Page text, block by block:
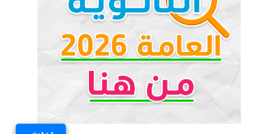
وهو ابن لاعب الكرة ورئيس الأهلي والممثل الراحل
صالح سليم.
كان هشام سليم يلعب في صفوف ناشئين الأهلي لكنه
لم يكن مولعا بالكرة، وظهر حبه للتمثيل في وقت